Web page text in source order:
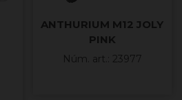
ANTHURIUM M12 JOLY
PINK
Núm. art.: 23977